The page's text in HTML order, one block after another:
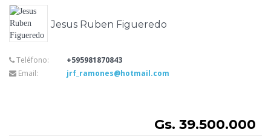
Jesus Ruben Figueredo
Teléfono:
+595981870843
Email:
jrf_ramones@hotmail.com
Gs. 39.500.000